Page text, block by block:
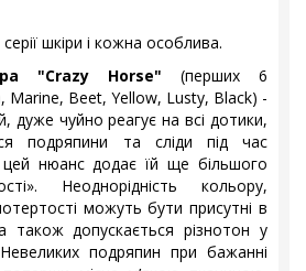
серії шкіри і кожна особлива.
"Crazy Horse" (перших 6
Marine, Beet, Yellow, Lusty, Black) -
дуже чуйно реагує на всі дотики,
подряпини та сліди під час
цей нюанс додає їй ще більшого
Неоднорідність кольору,
можуть бути присутні в
також допускається різнотон у
подряпин при бажанні